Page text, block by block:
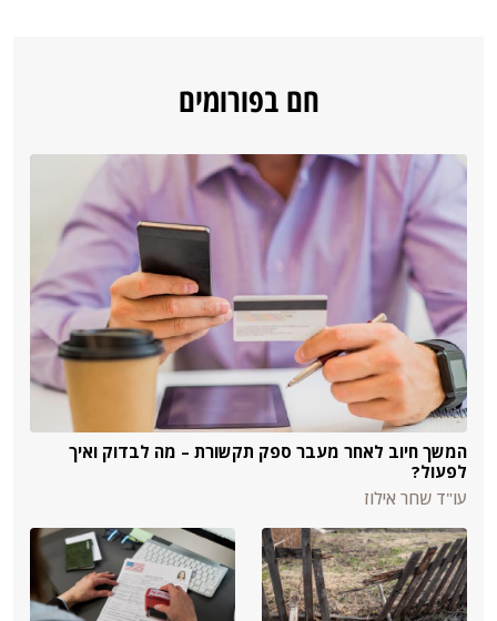
חם בפורומים
המשך חיוב לאחר מעבר ספק תקשורת – מה לבדוק ואיך
לפעול?
עו"ד שחר אילוז